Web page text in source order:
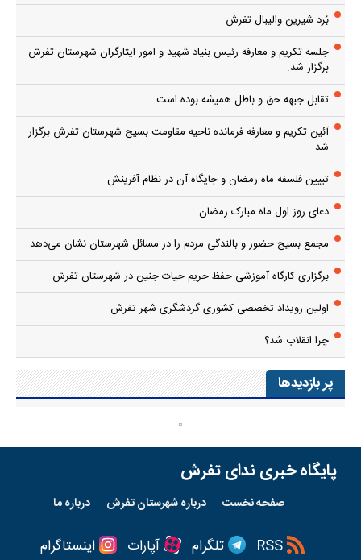
بُرد شیرین والیبال تفرش
جلسه تکریم و معارفه رئیس بنیاد شهید و امور ایثارگران شهرستان تفرش
برگزار شد.
تقابل جبهه حق و باطل همیشه بوده است
آئین تکریم و معارفه فرمانده ناحیه مقاومت بسیج شهرستان تفرش برگزار
شد
تبیین فلسفه ماه رمضان و جایگاه آن در نظام آفرینش
دعای روز اول ماه مبارک رمضان
مجمع بسیج حضور و بالندگی مردم را در مسائل شهرستان نشان می‌دهد
برگزاری کارگاه آموزشی حفظ حریم حیات جنین در شهرستان تفرش
اولین رویداد تخصصی کشوری گردشگری شهر تفرش
چرا انقلاب شد؟
پر بازدیدها
پایگاه خبری ندای تفرش
صفحه نخست درباره شهرستان تفرش درباره ما
تلگرام آپارات اینستاگرام